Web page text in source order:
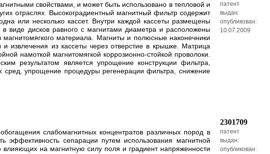
свойствами, и может быть использовано в тепловой и
отраслях. Высокоградиентный магнитный фильтр содержит
или несколько кассет. Внутри каждой кассеты размещены
виде дисков равного с магнитами диаметра и расположены
материала. Магниты и полюсные наконечники
извлечения из кассеты через отверстие в крышке. Матрица
намоткой магнитомягкой коррозионно-стойкой проволоки.
результатом является упрощение конструкции фильтра,
сред, упрощение процедуры регенерации фильтра, снижение
патент
выдан:
опубликован:
10.07.2009
слабомагнитных концентратов различных пород в
сепарации путем использования магнитной
на магнитную силу поля и градиент напряженности
2301709
патент
выдан:
опубликован: